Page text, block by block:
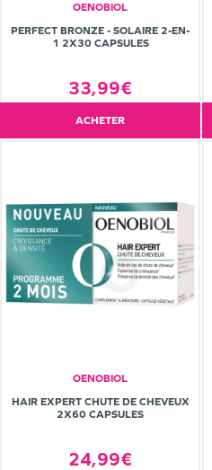
OENOBIOL
PERFECT BRONZE - SOLAIRE 2-EN-
1 2X30 CAPSULES
33,99€
ACHETER
OENOBIOL
HAIR EXPERT CHUTE DE CHEVEUX
2X60 CAPSULES
24,99€